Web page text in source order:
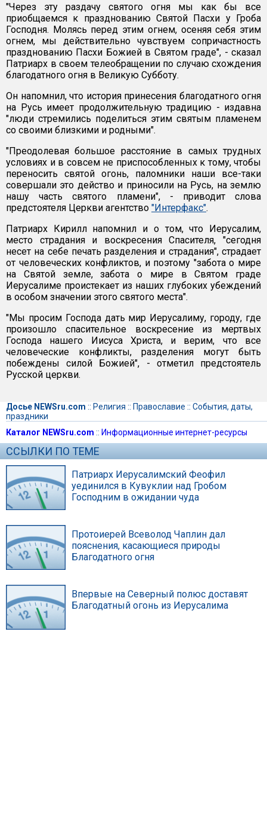
"Через эту раздачу святого огня мы как бы все
приобщаемся к празднованию Святой Пасхи у Гроба
Господня. Молясь перед этим огнем, осеняя себя этим
огнем, мы действительно чувствуем сопричастность
празднованию Пасхи Божией в Святом граде", - сказал
Патриарх в своем телеобращении по случаю схождения
благодатного огня в Великую Субботу.
Он напомнил, что история принесения благодатного огня
на Русь имеет продолжительную традицию - издавна
"люди стремились поделиться этим святым пламенем
со своими близкими и родными".
"Преодолевая большое расстояние в самых трудных
условиях и в совсем не приспособленных к тому, чтобы
переносить святой огонь, паломники наши все-таки
совершали это действо и приносили на Русь, на землю
нашу часть святого пламени", - приводит слова
предстоятеля Церкви агентство "Интерфакс".
Патриарх Кирилл напомнил и о том, что Иерусалим,
место страдания и воскресения Спасителя, "сегодня
несет на себе печать разделения и страдания", страдает
от человеческих конфликтов, и поэтому "забота о мире
на Святой земле, забота о мире в Святом граде
Иерусалиме проистекает из наших глубоких убеждений
в особом значении этого святого места".
"Мы просим Господа дать мир Иерусалиму, городу, где
произошло спасительное воскресение из мертвых
Господа нашего Иисуса Христа, и верим, что все
человеческие конфликты, разделения могут быть
побеждены силой Божией", - отметил предстоятель
Русской церкви.
Досье NEWSru.com :: Религия :: Православие :: События, даты,
праздники
Каталог NEWSru.com :: Информационные интернет-ресурсы
ССЫЛКИ ПО ТЕМЕ
Патриарх Иерусалимский Феофил
уединился в Кувуклии над Гробом
Господним в ожидании чуда
Протоиерей Всеволод Чаплин дал
пояснения, касающиеся природы
Благодатного огня
Впервые на Северный полюс доставят
Благодатный огонь из Иерусалима